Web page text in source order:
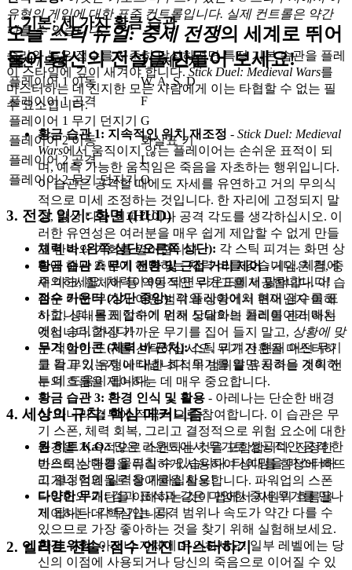
오늘스틱 듀얼: 중세 전쟁의 세계로 뛰어
들어 당신의 전설을 만들어 보세요!
유형의 게임에 대한 표준 컨트롤입니다. 실제 컨트롤은 약간
다를 수 있습니다.
액션 / 목적
키 / 제스처
플레이어 1 이동
W, A, S, D
플레이어 1 공격
F
플레이어 1 무기 던지기
G
플레이어 2 이동
화살표 키
플레이어 2 공격
L
플레이어 2 무기 던지기 O
3. 전장 읽기: 화면 (HUD)
체력 바 (왼쪽 상단/오른쪽 상단): 각 스틱 피겨는 화면 상
단에 해당 측면에 해당하는 체력 바를 갖습니다. 체력에
주의하세요. 체력이 0이 되면 라운드에서 탈락합니다!
점수 카운터 (상단 중앙):각 플레이어의 현재 점수를 표
시합니다. 목표 점수에 먼저 도달하는 플레이어가 매치
에서 승리합니다!
무기 아이콘 (체력 바 근처):스틱 피겨가 현재 어떤 무기
를 들고 있는지 나타냅니다. 무기를 알면 공격을 계획하
는 데 도움이 됩니다.
4. 세상의 규칙: 핵심 메커니즘
원 히트 K.O.:많은 라운드에서 무기로 성공적인 공격 한
번으로 상대를 물리칠 수 있습니다. 타이밍을 마스터하
고 결정적인 일격을 가하십시오!
다양한 무기:검과 표식과 같은 다양한 중세 무기를 만나
게 됩니다. 각 무기는 공격 범위나 속도가 약간 다를 수
있으므로 가장 좋아하는 것을 찾기 위해 실험해보세요.
환경 위험:아레나 자체에 유의하세요! 일부 레벨에는 당
신의 이점에 사용되거나 당신의 죽음으로 이어질 수 있
1. 기본: 세 가지 황금 습관
승리와 높은 점수를 꾸준히 달성하려면 특정 기본 습관을 플레
이 스타일에 깊이 새겨야 합니다.Stick Duel: Medieval Wars를
마스터하는 데 진지한 모든 사람에게 이는 타협할 수 없는 필
수 요소입니다.
황금 습관 1: 지속적인 위치 재조정 - Stick Duel: Medieval
Wars에서 움직이지 않는 플레이어는 손쉬운 표적이 되
며, 예측 가능한 움직임은 죽음을 자초하는 행위입니다.
이 습관은 공격할 때에도 자세를 유연하고 거의 무의식
적으로 미세 조정하는 것입니다. 한 자리에 고정되지 말
고, 항상 다음 회피각이나 공격 각도를 생각하십시오. 이
러한 유연성은 여러분을 매우 쉽게 제압할 수 없게 만들
고 반격의 기회를 열어줍니다.
황금 습관 2: 무기 전환 및 근접 거리 제어- 게임은 검, 중
세 마크, 휠체어 등 역동적인 무기고를 제공합니다. 이 습
관은 어떤 무기가 어떤 범위와 상황에서 뛰어난지 이해
하고, 상대를 제압하기 위해 상대와의 거리를 관리하는
것입니다. 가장 가까운 무기를 집어 들지 말고, 상황에 맞
는적절한 도구를선택하십시오. 무기 전환을 마스터하
고 각 무기 유형에 대한 최적의 범위를 유지하는 것이 전
투의 흐름을 제어하는 데 매우 중요합니다.
황금 습관 3: 환경 인식 및 활용 - 아레나는 단순한 배경
이 아니라 결투에 적극적으로 참여합니다. 이 습관은 무
기 스폰, 체력 회복, 그리고 결정적으로 위험 요소에 대한
환경을 지속적으로 스캔하는 것을 포함합니다. 진정한
마스터는 환경을 유리하게 사용하여 상대를 함정에 빠뜨
리거나 엄폐물로 장애물을 활용합니다. 파워업의 스폰
타이머와 패턴을 이해하는 것이 맵에서 자원의 흐름을
제어하는 데 핵심입니다.
2. 엘리트 전술: 점수 엔진 마스터하기